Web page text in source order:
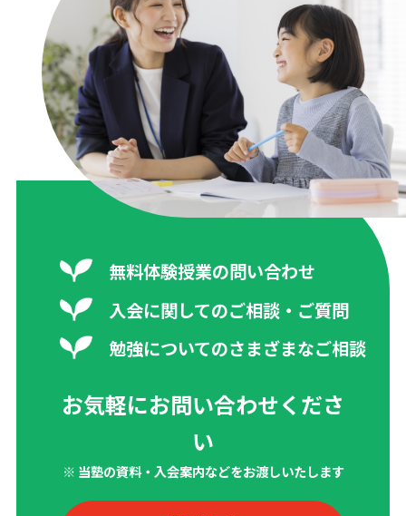
無料体験授業の問い合わせ
入会に関してのご相談・ご質問
勉強についてのさまざまなご相談
お気軽にお問い合わせくださ
い
※ 当塾の資料・入会案内などをお渡しいたします